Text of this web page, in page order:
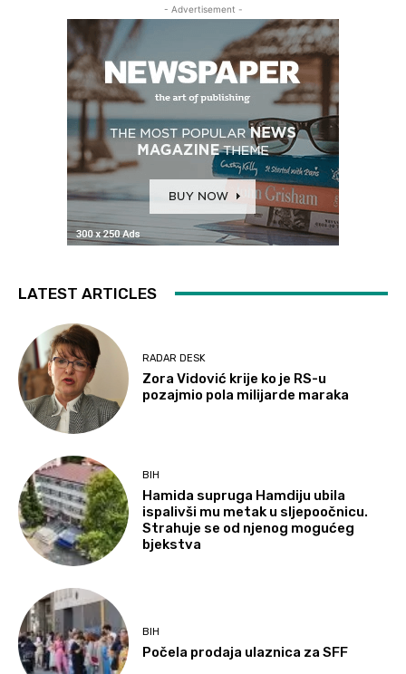
- Advertisement -
LATEST ARTICLES
RADAR DESK
Zora Vidović krije ko je RS-u
pozajmio pola milijarde maraka
BIH
Hamida supruga Hamdiju ubila
ispalivši mu metak u sljepoočnicu.
Strahuje se od njenog mogućeg
bjekstva
BIH
Počela prodaja ulaznica za SFF